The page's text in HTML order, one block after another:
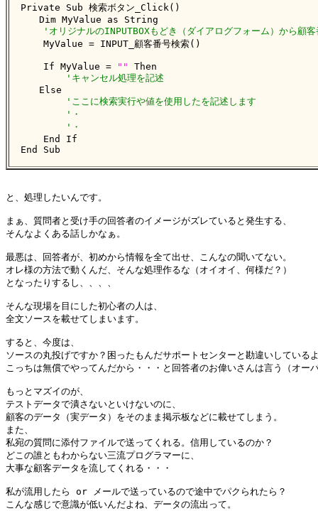
Private Sub 検索ボタン_Click()
Dim MyValue as String
'オリジナルのINPUTBOXもどき（ダイアログフォーム）から顧
    MyValue = INPUT_顧客番号検索()
    If MyValue =
" "
Then
'キャンセル処理を記述
Else
'ここに検索実行や値を使用したを記述します
'・
'・
    End If
End Sub
と、処理したいんです。
まぁ、質問者と受け手の回答者のイメージがズレていると発生する、
そんなよくある話しかなぁ。
最悪は、回答者が、初めから情報を全て出せ、こんなの聞いてない。
オレ様の方法で動くんだ、そんな処理作るな（オイオイ、何様だ？）
となったりするし、、、、
そんな現場を目にした初心者の人は、
全文ソースを載せてしまいます。
すると、今度は、
ソースの丸投げですか？困ったもんだサポートセンターと勘違いしている
こっちは無償でやってんだから・・・と回答者のお偉いさんは言う（オー
もっとマズイのが、
テストデータで潰さないといけないのに、
顧客のデータ（実データ）をそのまま掲示板などに載せてしまう。
また、
私宛の質問に添付ファイルで送ってくれる。信用しているのか？
どこの誰ともわからない三流プログラマーに、
大事な顧客データを流してくれる・・・
私が流用したら or メールで送っているので途中でパクられたら？
こんな感じで意識が低いんだよね、データの流出って。